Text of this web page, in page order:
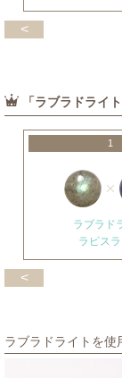
<
「ラブラドライ
1
ラブラド
ラピスラ
<
ラブラドライトを使